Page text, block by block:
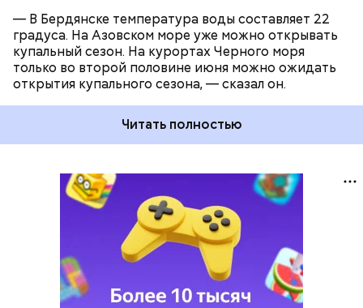
— В Бердянске температура воды составляет 22
градуса. На Азовском море уже можно открывать
купальный сезон. На курортах Черного моря
только во второй половине июня можно ожидать
открытия купального сезона, — сказал он.
Читать полностью